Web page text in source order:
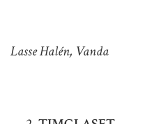
Lasse Halén, Vanda